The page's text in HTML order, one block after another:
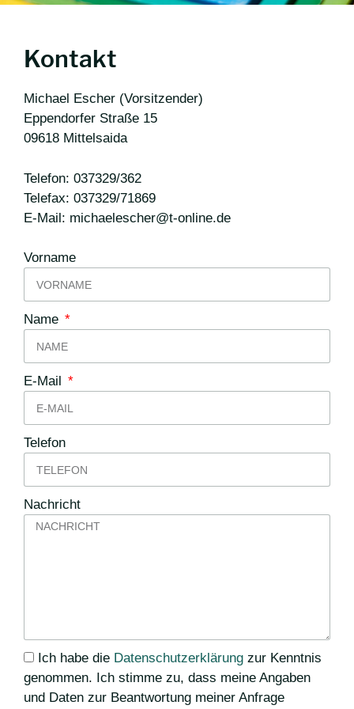
Kontakt
Michael Escher (Vorsitzender)
Eppendorfer Straße 15
09618 Mittelsaida
Telefon: 037329/362
Telefax: 037329/71869
E-Mail: michaelescher@t-online.de
Vorname
Name
E-Mail
Telefon
Nachricht
Ich habe die Datenschutzerklärung zur Kenntnis
genommen. Ich stimme zu, dass meine Angaben
und Daten zur Beantwortung meiner Anfrage